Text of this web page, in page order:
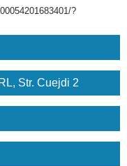
?
Str. Cuejdi 2